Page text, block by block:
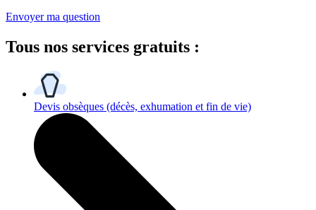
Envoyer ma question
Tous nos services gratuits :
Devis obsèques (décès, exhumation et fin de vie)